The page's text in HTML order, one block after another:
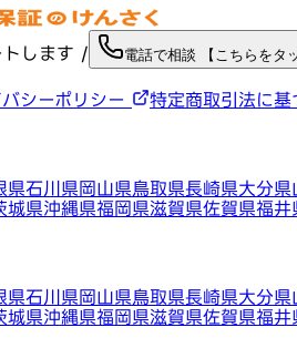
トします / 電話で相談 【こちらをタ
シーポリシー 特定商取引法に基
県石川県岡山県鳥取県長崎県大分県
城県沖縄県福岡県滋賀県佐賀県福井
県石川県岡山県鳥取県長崎県大分県
城県沖縄県福岡県滋賀県佐賀県福井